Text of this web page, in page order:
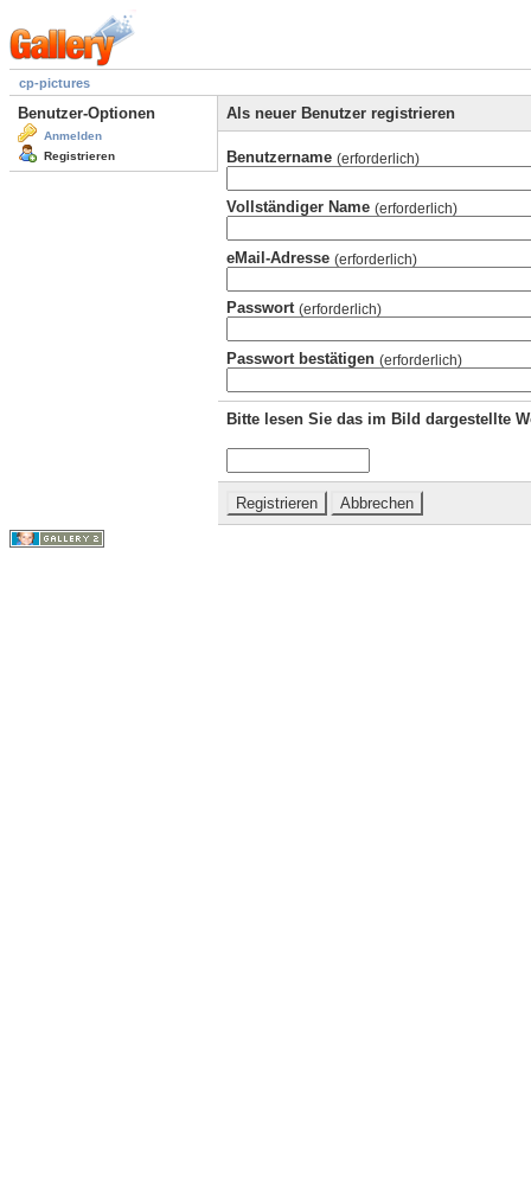
cp-pictures
Benutzer-Optionen
Anmelden
Registrieren
Als neuer Benutzer registrieren
Benutzername (erforderlich)
Vollständiger Name (erforderlich)
eMail-Adresse (erforderlich)
Passwort (erforderlich)
Passwort bestätigen (erforderlich)
Bitte lesen Sie das im Bild dargestellte